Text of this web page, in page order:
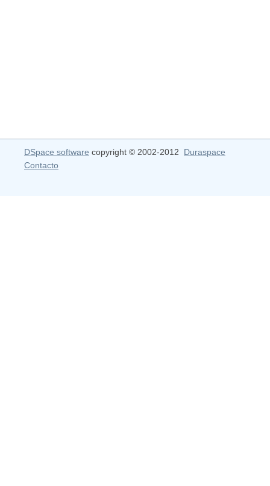
DSpace software copyright © 2002-2012 Duraspace
Contacto